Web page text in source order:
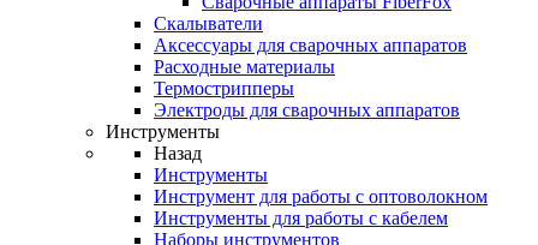
Скалыватели
Аксессуары для сварочных аппаратов
Расходные материалы
Термострипперы
Электроды для сварочных аппаратов
Инструменты
Назад
Инструменты
Инструмент для работы с оптоволокном
Инструменты для работы с кабелем
Наборы инструментов